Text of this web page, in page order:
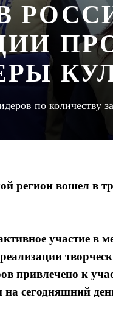
по количеству
регион вошел в
участие в
привлечено к
сегодняшний